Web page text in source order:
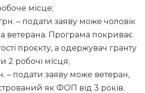
місце;
– подати заяву може чоловік
ветерана. Програма покриває
проєкту, а одержувач гранту
2 робочі місця;
– подати заяву може ветеран,
як ФОП від 3 років.